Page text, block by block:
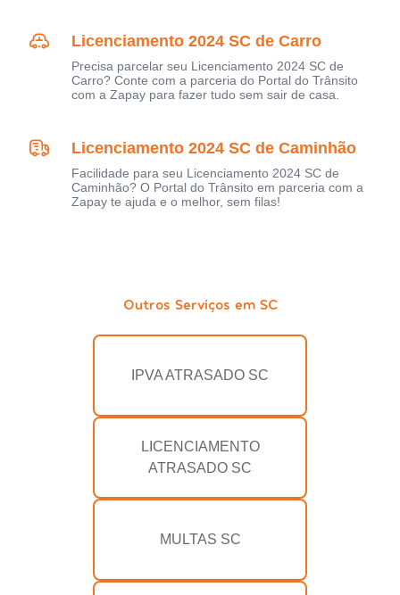
Licenciamento 2024 SC de Carro
Precisa parcelar seu Licenciamento 2024 SC de
Carro? Conte com a parceria do Portal do Trânsito
com a Zapay para fazer tudo sem sair de casa.
Licenciamento 2024 SC de Caminhão
Facilidade para seu Licenciamento 2024 SC de
Caminhão? O Portal do Trânsito em parceria com a
Zapay te ajuda e o melhor, sem filas!
Outros Serviços em SC
IPVA ATRASADO SC
LICENCIAMENTO
ATRASADO SC
MULTAS SC